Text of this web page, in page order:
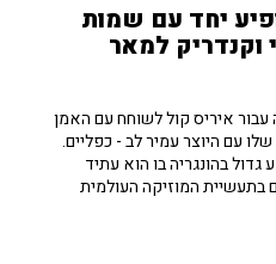
יחד עם שמות
וקנדריק למאר
איריס קול לשוחח עם האמן
עם היוצר עמיר לב - כפליים.
בהונגריה בו הוא עתיד
המוזיקה העולמית